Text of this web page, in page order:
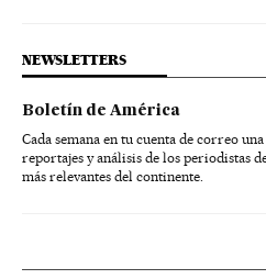
NEWSLETTERS
Boletín de América
Cada semana en tu cuenta de correo
reportajes y análisis de los periodistas
más relevantes del continente.